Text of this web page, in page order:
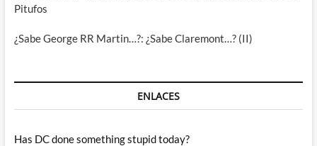
Pitufos
¿Sabe George RR Martin…?: ¿Sabe Claremont…? (II)
ENLACES
Has DC done something stupid today?